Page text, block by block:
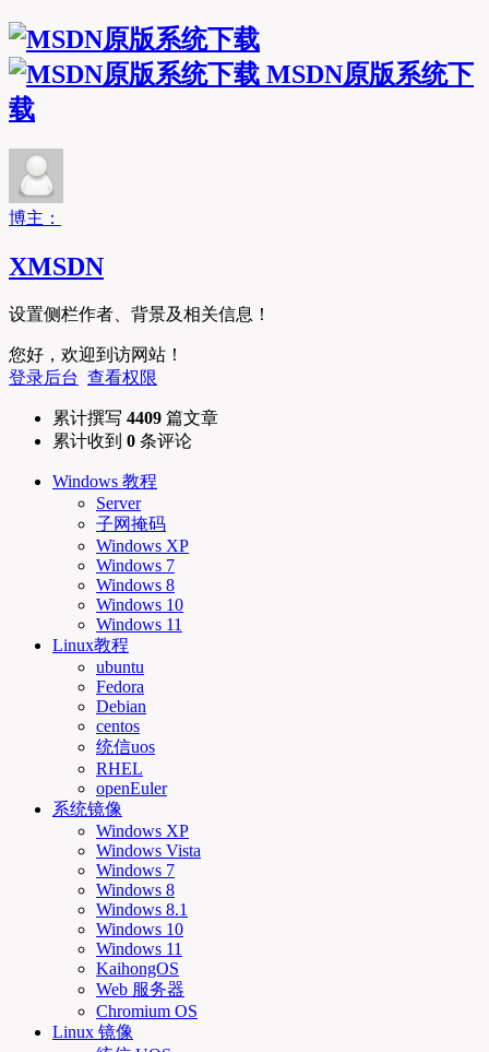
MSDN原版系统下
载
博主：
XMSDN
设置侧栏作者、背景及相关信息！
您好，欢迎到访网站！
登录后台 查看权限
累计撰写 4409 篇文章
累计收到 0 条评论
Windows 教程
Server
子网掩码
Windows XP
Windows 7
Windows 8
Windows 10
Windows 11
Linux教程
ubuntu
Fedora
Debian
centos
统信uos
RHEL
openEuler
系统镜像
Windows XP
Windows Vista
Windows 7
Windows 8
Windows 8.1
Windows 10
Windows 11
KaihongOS
Web 服务器
Chromium OS
Linux 镜像